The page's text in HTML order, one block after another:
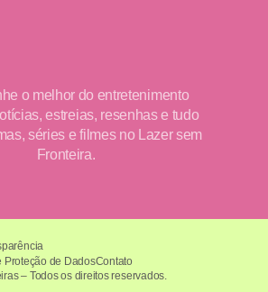
o melhor do entretenimento
estreias, resenhas e tudo
séries e filmes no Lazer sem
Fronteira.
– Todos os direitos reservados.
Proteção de DadosContato